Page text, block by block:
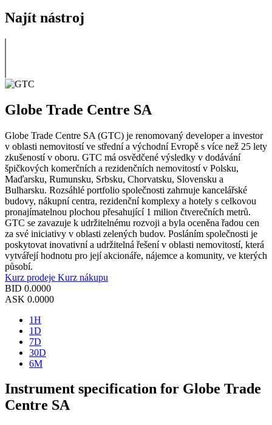
Najít nástroj
Globe Trade Centre SA
Globe Trade Centre SA (GTC) je renomovaný developer a investor
v oblasti nemovitostí ve střední a východní Evropě s více než 25 lety
zkušeností v oboru. GTC má osvědčené výsledky v dodávání
špičkových komerčních a rezidenčních nemovitostí v Polsku,
Maďarsku, Rumunsku, Srbsku, Chorvatsku, Slovensku a
Bulharsku. Rozsáhlé portfolio společnosti zahrnuje kancelářské
budovy, nákupní centra, rezidenční komplexy a hotely s celkovou
pronajímatelnou plochou přesahující 1 milion čtverečních metrů.
GTC se zavazuje k udržitelnému rozvoji a byla oceněna řadou cen
za své iniciativy v oblasti zelených budov. Posláním společnosti je
poskytovat inovativní a udržitelná řešení v oblasti nemovitostí, která
vytvářejí hodnotu pro její akcionáře, nájemce a komunity, ve kterých
působí.
Kurz prodeje Kurz nákupu
BID 0.0000
ASK 0.0000
1H
1D
7D
30D
6M
Instrument specification for Globe Trade
Centre SA